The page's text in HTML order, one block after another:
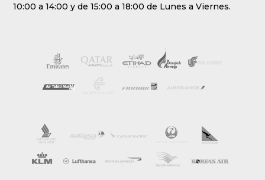
10:00 a 14:00 y de 15:00 a 18:00 de Lunes a Viernes.